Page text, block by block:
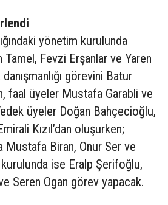
yönetim kurulunda
Fevzi Erşanlar ve Yaren
görevini Batur
faal üyeler Mustafa Garabli ve
üyeler Doğan Bahçecioğlu,
Kızıl’dan oluşurken;
Mustafa Biran, Onur Ser ve
ise Eralp Şerifoğlu,
Seren Ogan görev yapacak.